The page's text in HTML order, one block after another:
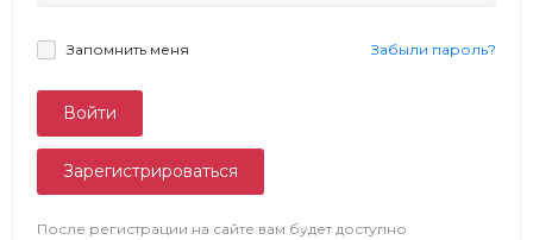
Запомнить меня Забыли пароль?
Зарегистрироваться
После регистрации на сайте вам будет доступно